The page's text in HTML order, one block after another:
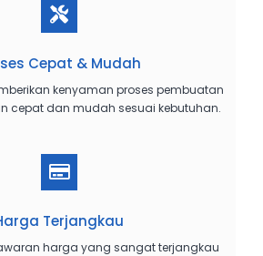
Cepat & Mudah
kenyaman proses pembuatan
cepat dan mudah sesuai kebutuhan.
Terjangkau
harga yang sangat terjangkau